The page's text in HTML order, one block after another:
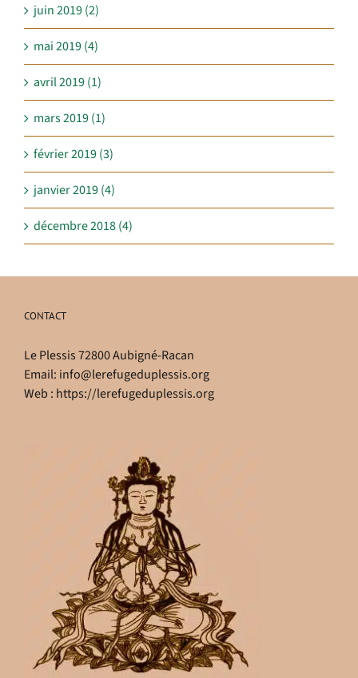
juin 2019 (2)
mai 2019 (4)
avril 2019 (1)
mars 2019 (1)
février 2019 (3)
janvier 2019 (4)
décembre 2018 (4)
CONTACT
Le Plessis 72800 Aubigné-Racan
Email: info@lerefugeduplessis.org
Web : https://lerefugeduplessis.org